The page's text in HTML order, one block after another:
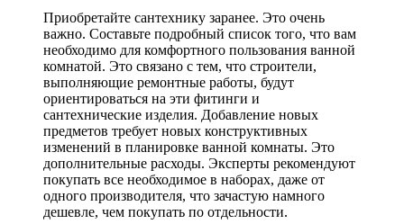
Приобретайте сантехнику заранее. Это очень
важно. Составьте подробный список того, что вам
необходимо для комфортного пользования ванной
комнатой. Это связано с тем, что строители,
выполняющие ремонтные работы, будут
ориентироваться на эти фитинги и
сантехнические изделия. Добавление новых
предметов требует новых конструктивных
изменений в планировке ванной комнаты. Это
дополнительные расходы. Эксперты рекомендуют
покупать все необходимое в наборах, даже от
одного производителя, что зачастую намного
дешевле, чем покупать по отдельности.